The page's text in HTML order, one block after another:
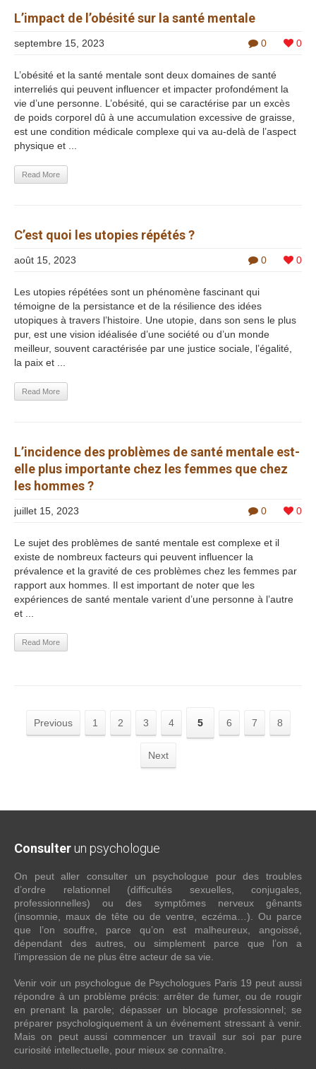
L’impact de l’obésité sur la santé mentale
0 0
septembre 15, 2023
L’obésité et la santé mentale sont deux domaines de santé
interreliés qui peuvent influencer et impacter profondément la
vie d’une personne. L’obésité, qui se caractérise par un excès
de poids corporel dû à une accumulation excessive de graisse,
est une condition médicale complexe qui va au-delà de l’aspect
physique et ...
Read More
C’est quoi les utopies répétés ?
0 0
août 15, 2023
Les utopies répétées sont un phénomène fascinant qui
témoigne de la persistance et de la résilience des idées
utopiques à travers l’histoire. Une utopie, dans son sens le plus
pur, est une vision idéalisée d’une société ou d’un monde
meilleur, souvent caractérisée par une justice sociale, l’égalité,
la paix et ...
Read More
L’incidence des problèmes de santé mentale est-
elle plus importante chez les femmes que chez
les hommes ?
0 0
juillet 15, 2023
Le sujet des problèmes de santé mentale est complexe et il
existe de nombreux facteurs qui peuvent influencer la
prévalence et la gravité de ces problèmes chez les femmes par
rapport aux hommes. Il est important de noter que les
expériences de santé mentale varient d’une personne à l’autre
et ...
Read More
Previous 1 2 3 4 5 6 7 8
Next
Consulter un psychologue
On peut aller consulter un psychologue pour des troubles
d’ordre relationnel (difficultés sexuelles, conjugales,
professionnelles) ou des symptômes nerveux gênants
(insomnie, maux de tête ou de ventre, eczéma…). Ou parce
que l’on souffre, parce qu’on est malheureux, angoissé,
dépendant des autres, ou simplement parce que l’on a
l’impression de ne plus être acteur de sa vie.
Venir voir un psychologue de Psychologues Paris 19 peut aussi
répondre à un problème précis: arrêter de fumer, ou de rougir
en prenant la parole; dépasser un blocage professionnel; se
préparer psychologiquement à un événement stressant à venir.
Mais on peut aussi commencer un travail sur soi par pure
curiosité intellectuelle, pour mieux se connaître.